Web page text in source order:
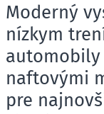
Moderný
nízkym
automobily
naftovými
pre